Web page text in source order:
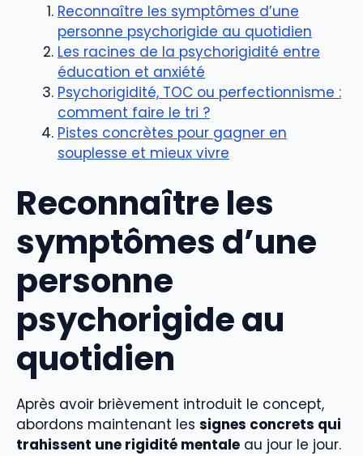
Reconnaître les symptômes d’une
personne psychorigide au quotidien
Les racines de la psychorigidité entre
éducation et anxiété
Psychorigidité, TOC ou perfectionnisme :
comment faire le tri ?
Pistes concrètes pour gagner en
souplesse et mieux vivre
Reconnaître les
symptômes d’une
personne
psychorigide au
quotidien
Après avoir brièvement introduit le concept,
abordons maintenant les signes concrets qui
trahissent une rigidité mentale au jour le jour.